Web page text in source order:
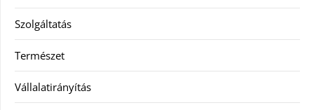
Szolgáltatás
Természet
Vállalatirányítás